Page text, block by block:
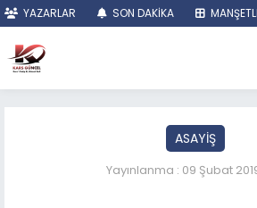
YAZARLAR SON DAKİKA
ASAYİŞ
Yayınlanma : 09 Şubat